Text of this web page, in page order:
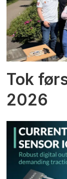
Tok
2026